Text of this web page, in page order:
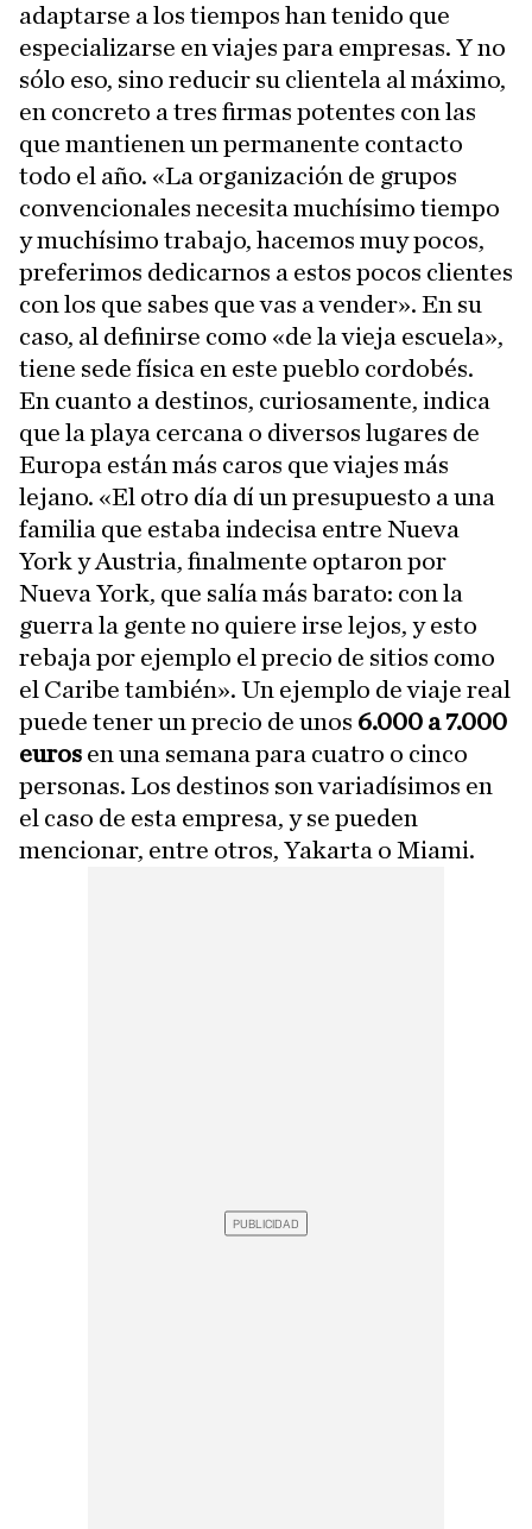
adaptarse a los tiempos han tenido que
especializarse en viajes para empresas. Y no
sólo eso, sino reducir su clientela al máximo,
en concreto a tres firmas potentes con las
que mantienen un permanente contacto
todo el año. «La organización de grupos
convencionales necesita muchísimo tiempo
y muchísimo trabajo, hacemos muy pocos,
preferimos dedicarnos a estos pocos clientes
con los que sabes que vas a vender». En su
caso, al definirse como «de la vieja escuela»,
tiene sede física en este pueblo cordobés.
En cuanto a destinos, curiosamente, indica
que la playa cercana o diversos lugares de
Europa están más caros que viajes más
lejano. «El otro día dí un presupuesto a una
familia que estaba indecisa entre Nueva
York y Austria, finalmente optaron por
Nueva York, que salía más barato: con la
guerra la gente no quiere irse lejos, y esto
rebaja por ejemplo el precio de sitios como
el Caribe también». Un ejemplo de viaje real
puede tener un precio de unos 6.000 a 7.000
euros en una semana para cuatro o cinco
personas. Los destinos son variadísimos en
el caso de esta empresa, y se pueden
mencionar, entre otros, Yakarta o Miami.